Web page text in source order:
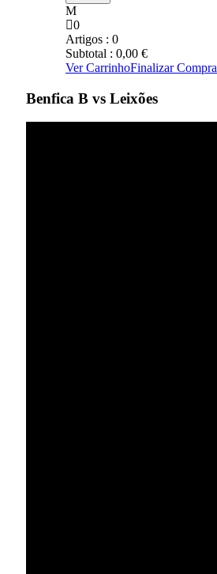
0
Artigos : 0
Subtotal : 0,00 €
Ver CarrinhoFinalizar Compra
Benfica B vs Leixões